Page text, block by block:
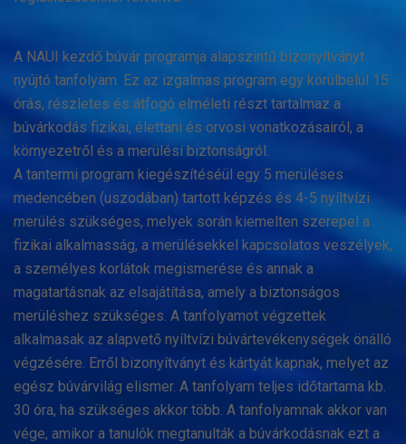
A NAUI kezdő búvár programja alapszintű bizonyítványt
nyújtó tanfolyam. Ez az izgalmas program egy körülbelül 15
órás, részletes és átfogó elméleti részt tartalmaz a
búvárkodás fizikai, élettani és orvosi vonatkozásairól, a
környezetről és a merülési biztonságról.
A tantermi program kiegészítéséül egy 5 merüléses
medencében (uszodában) tartott képzés és 4-5 nyíltvízi
merülés szükséges, melyek során kiemelten szerepel a
fizikai alkalmasság, a merülésekkel kapcsolatos veszélyek,
a személyes korlátok megismerése és annak a
magatartásnak az elsajátítása, amely a biztonságos
merüléshez szükséges. A tanfolyamot végzettek
alkalmasak az alapvető nyíltvízi búvártevékenységek önálló
végzésére. Erről bizonyítványt és kártyát kapnak, melyet az
egész búvárvilág elismer. A tanfolyam teljes időtartama kb.
30 óra, ha szükséges akkor több. A tanfolyamnak akkor van
vége, amikor a tanulók megtanulták a búvárkodásnak ezt a